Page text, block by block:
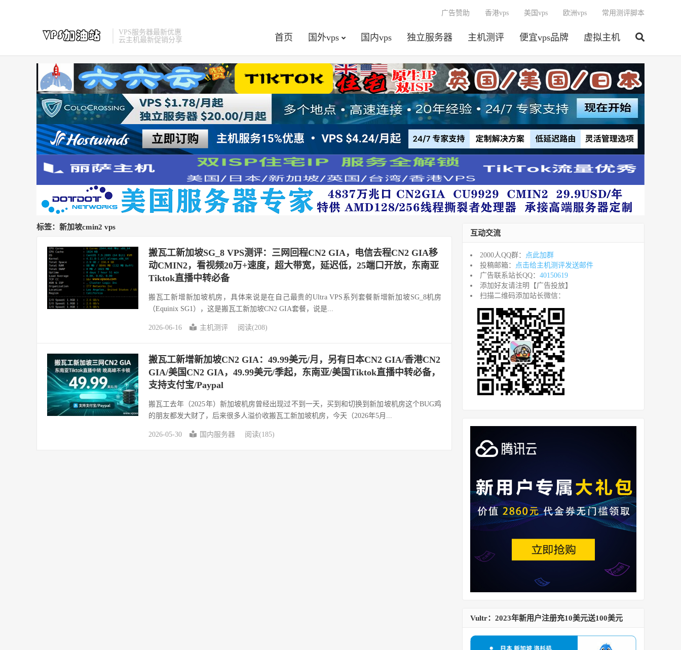
VPS服务器最新优惠
云主机最新促销分享
首页 国外vps 国内vps 独立服务器 主机测评 便宜vps品牌 虚拟主机
广告赞助 香港vps 美国vps 欧洲vps 常用测评脚本
标签：新加坡cmin2 vps
搬瓦工新加坡SG_8 VPS测评：三网回程CN2 GIA，电信去程CN2 GIA移
动CMIN2，看视频20万+速度，超大带宽，延迟低，25端口开放，东南亚
Tiktok直播中转必备
搬瓦工新增新加坡机房，具体来说是在自己最贵的Ultra VPS系列套餐新增新加坡SG_8机房
（Equinix SG1），这是搬瓦工新加坡CN2 GIA套餐，说是...
2026-06-16 主机测评 阅读(208)
搬瓦工新增新加坡CN2 GIA：49.99美元/月，另有日本CN2 GIA/香港CN2
GIA/美国CN2 GIA，49.99美元/季起，东南亚/美国Tiktok直播中转必备，
支持支付宝/Paypal
搬瓦工去年（2025年）新加坡机房曾经出现过不到一天，买到和切换到新加坡机房这个BUG鸡
的朋友都发大财了，后来很多人溢价收搬瓦工新加坡机房，今天（2026年5月...
2026-05-30 国内服务器 阅读(185)
互动交流
2000人QQ群： 点此加群
投稿邮箱： 点击给主机测评发送邮件
广告联系站长QQ： 40150619
添加好友请注明【广告投放】
扫描二维码添加站长微信：
Vultr：2023年新用户注册充10美元送100美元